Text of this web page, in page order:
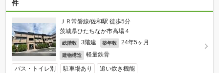
件
ＪＲ常磐線/佐和駅 徒歩5分
茨城県ひたちなか市高場４
総階数 3階建 築年数 24年5ヶ月
建物構造 軽量鉄骨
バス・トイレ別 駐車場あり 追い炊き機能